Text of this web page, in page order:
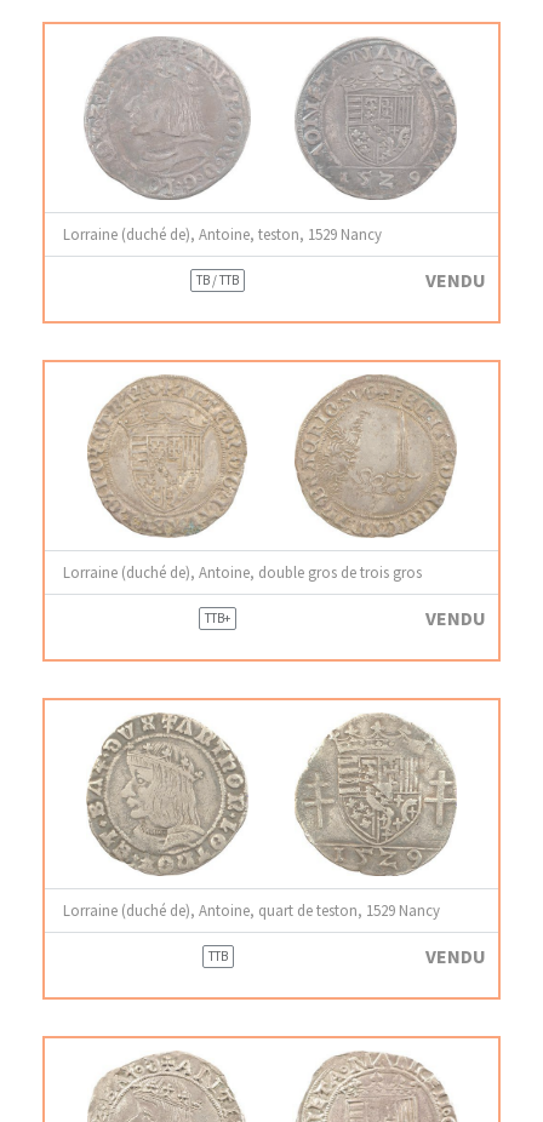
Lorraine (duché de), Antoine, teston, 1529 Nancy
TB / TTB VENDU
Lorraine (duché de), Antoine, double gros de trois gros
TTB+ VENDU
Lorraine (duché de), Antoine, quart de teston, 1529 Nancy
TTB VENDU